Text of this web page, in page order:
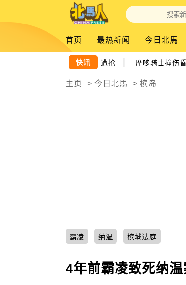
首页 最热新闻 今日北馬
快讯
闯民宅 居民拜祭 垃圾都怕遭抢 | 摩哆骑士撞伤昏
主页 >今日北馬 >槟岛
霸凌 纳温 槟城法庭
4年前霸凌致死纳